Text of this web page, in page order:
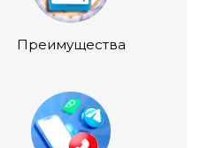
Преимущества